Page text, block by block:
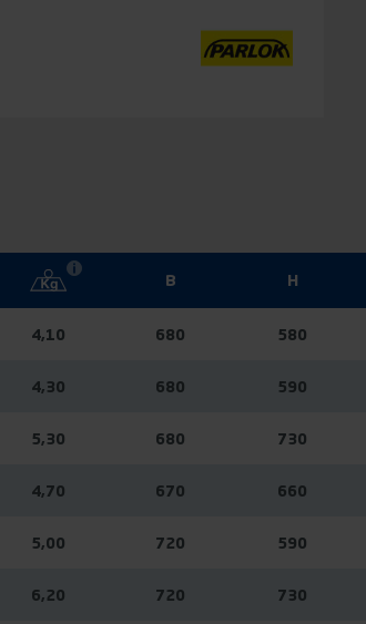
B H
4,10 680 580
4,30 680 590
5,30 680 730
4,70 670 660
5,00 720 590
6,20 720 730